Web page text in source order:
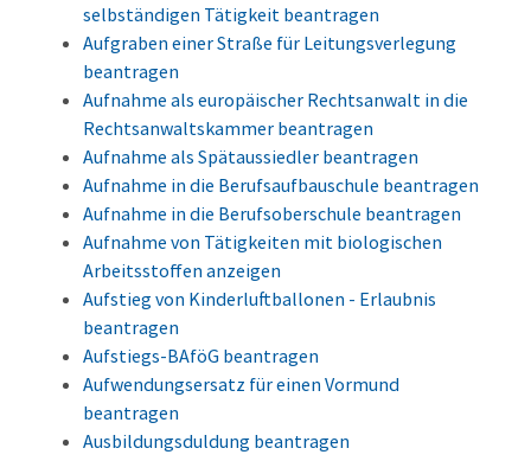
selbständigen Tätigkeit beantragen
Aufgraben einer Straße für Leitungsverlegung
beantragen
Aufnahme als europäischer Rechtsanwalt in die
Rechtsanwaltskammer beantragen
Aufnahme als Spätaussiedler beantragen
Aufnahme in die Berufsaufbauschule beantragen
Aufnahme in die Berufsoberschule beantragen
Aufnahme von Tätigkeiten mit biologischen
Arbeitsstoffen anzeigen
Aufstieg von Kinderluftballonen - Erlaubnis
beantragen
Aufstiegs-BAföG beantragen
Aufwendungsersatz für einen Vormund
beantragen
Ausbildungsduldung beantragen